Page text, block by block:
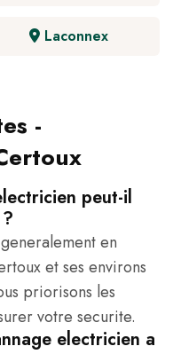
Laconnex
-
peut-il
en
et ses environs
priorisons les
votre securite.
electricien a